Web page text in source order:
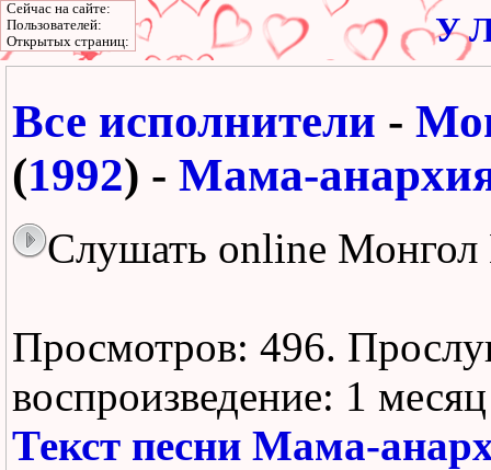
У
Все исполнители -
(1992) - Мама-
Слушать online
Просмотров: 496.
воспроизведение: 1
Текст песни Мама-
Сейчас на сайте:
Пользователей:
Открытых страниц: